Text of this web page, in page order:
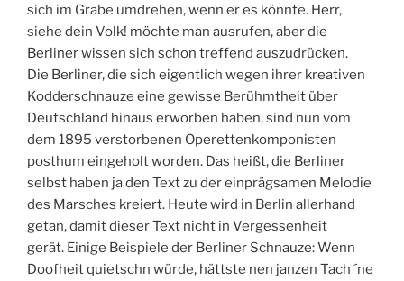
sich im Grabe umdrehen, wenn er es könnte. Herr,
siehe dein Volk! möchte man ausrufen, aber die
Berliner wissen sich schon treffend auszudrücken.
Die Berliner, die sich eigentlich wegen ihrer kreativen
Kodderschnauze eine gewisse Berühmtheit über
Deutschland hinaus erworben haben, sind nun vom
dem 1895 verstorbenen Operettenkomponisten
posthum eingeholt worden. Das heißt, die Berliner
selbst haben ja den Text zu der einprägsamen Melodie
des Marsches kreiert. Heute wird in Berlin allerhand
getan, damit dieser Text nicht in Vergessenheit
gerät. Einige Beispiele der Berliner Schnauze: Wenn
Doofheit quietschn würde, hättste nen janzen Tach ´ne